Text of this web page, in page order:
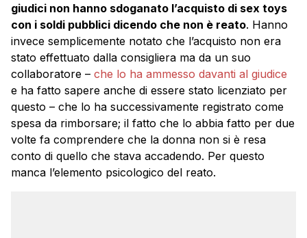
giudici non hanno sdoganato l’acquisto di sex toys
con i soldi pubblici dicendo che non è reato. Hanno
invece semplicemente notato che l’acquisto non era
stato effettuato dalla consigliera ma da un suo
collaboratore – che lo ha ammesso davanti al giudice
e ha fatto sapere anche di essere stato licenziato per
questo – che lo ha successivamente registrato come
spesa da rimborsare; il fatto che lo abbia fatto per due
volte fa comprendere che la donna non si è resa
conto di quello che stava accadendo. Per questo
manca l’elemento psicologico del reato.